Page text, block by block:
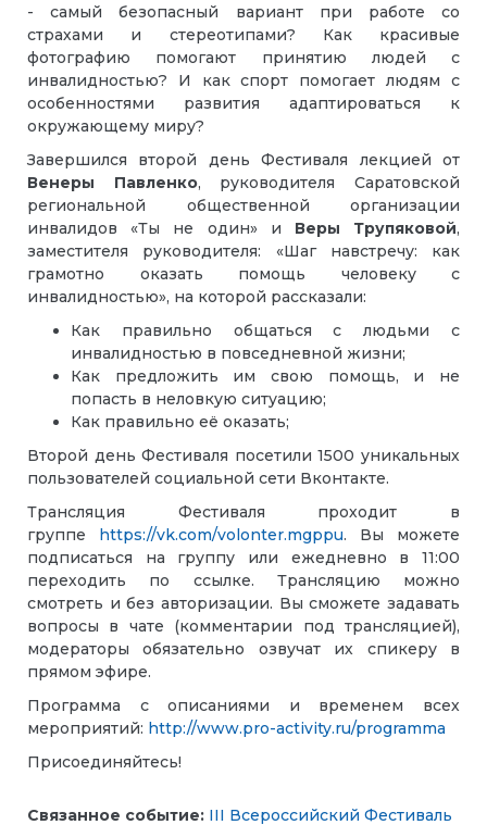
- самый безопасный вариант при работе со
страхами и стереотипами? Как красивые
фотографию помогают принятию людей с
инвалидностью? И как спорт помогает людям с
особенностями развития адаптироваться к
окружающему миру?
Завершился второй день Фестиваля лекцией от
Венеры Павленко, руководителя Саратовской
региональной общественной организации
инвалидов «Ты не один» и Веры Трупяковой,
заместителя руководителя: «Шаг навстречу: как
грамотно оказать помощь человеку с
инвалидностью», на которой рассказали:
Как правильно общаться с людьми с
инвалидностью в повседневной жизни;
Как предложить им свою помощь, и не
попасть в неловкую ситуацию;
Как правильно её оказать;
Второй день Фестиваля посетили 1500 уникальных
пользователей социальной сети Вконтакте.
Трансляция Фестиваля проходит в
группе
https://vk.com/volonter.mgppu. Вы можете
подписаться на группу или ежедневно в 11:00
переходить по ссылке. Трансляцию можно
смотреть и без авторизации. Вы сможете задавать
вопросы в чате (комментарии под трансляцией),
модераторы обязательно озвучат их спикеру в
прямом эфире.
Программа с описаниями и временем всех
мероприятий: http://www.pro-activity.ru/programma
Присоединяйтесь!
Связанное событие: III Всероссийский Фестиваль